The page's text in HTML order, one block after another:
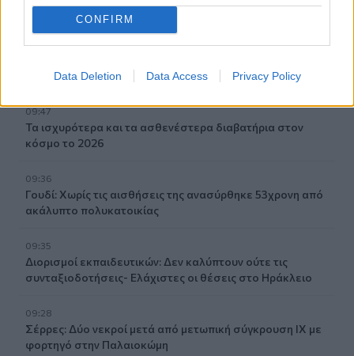
CONFIRM
Data Deletion Data Access Privacy Policy
Καταπολέμησης Κουνουπιών 2026–2028
09:47
γέφυρας Ξηροποτάμου
09:47
Τα ισχυρότερα και τα ασθενέστερα διαβατήρια στον
κόσμο το 2026
09:36
Γουδί: Χωρίς τις αισθήσεις της ανασύρθηκε 53χρονη από
ακάλυπτο πολυκατοικίας
09:35
Διορισμοί εκπαιδευτικών: Δεν καλύπτουν ούτε τις
συνταξιοδοτήσεις- Ελάχιστες οι θέσεις στο Ηράκλειο
09:28
Σέρρες: Δύο νεκροί μετά από μετωπική σύγκρουση ΙΧ με
φορτηγό στην Παλαιοκώμη